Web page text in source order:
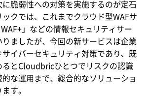
脆弱性への対策を実施するのが定石
クでは、これまでクラウド型WAFサ
」などの情報セキュリティサー
りましたが、今回の新サービスは企業
イバーセキュリティ対策であり、既
るとCloudbricひとつでリスクの認識
な運用まで、総合的なソリューショ
す。